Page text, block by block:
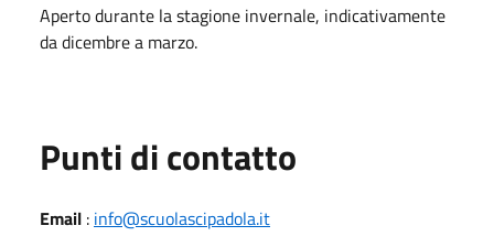
Aperto durante la stagione invernale, indicativamente
da dicembre a marzo.
Punti di contatto
Email : info@scuolascipadola.it